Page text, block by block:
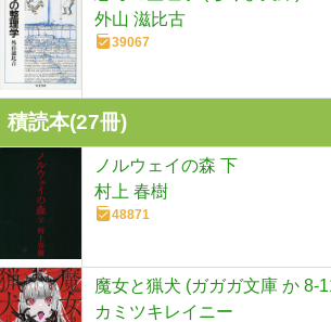
外山 滋比古
39067
積読本(27冊)
ノルウェイの森 下
村上 春樹
48871
魔女と猟犬 (ガガガ文庫 か 8-
カミツキレイニー